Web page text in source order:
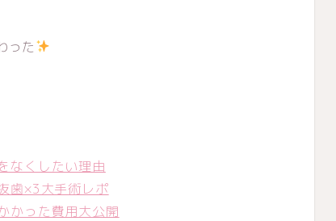
った
なくしたい理由
歯×3大手術レポ
かった費用大公開